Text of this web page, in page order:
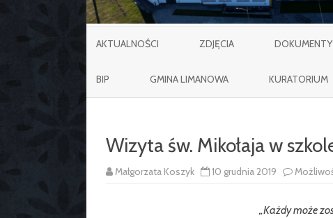
AKTUALNOŚCI ZDJĘCIA DOKUMENTY
BIP GMINA LIMANOWA KURATORIUM
Wizyta św. Mikołaja w
Małgorzata Koszyk 10 grudnia 2019
„Każdy może